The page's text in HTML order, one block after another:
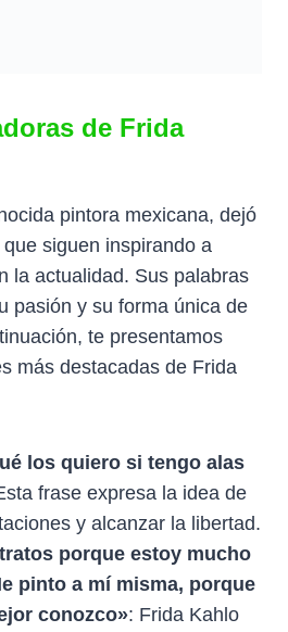
de Frida
pintora mexicana, dejó
siguen inspirando a
la actualidad. Sus palabras
pasión y su forma única de
te presentamos
más destacadas de Frida
los quiero si tengo alas
frase expresa la idea de
y alcanzar la libertad.
porque estoy mucho
pinto a mí misma, porque
conozco»: Frida Kahlo